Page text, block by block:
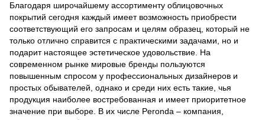
Благодаря широчайшему ассортименту облицовочных
покрытий сегодня каждый имеет возможность приобрести
соответствующий его запросам и целям образец, который не
только отлично справится с практическими задачами, но и
подарит настоящее эстетическое удовольствие. На
современном рынке мировые бренды пользуются
повышенным спросом у профессиональных дизайнеров и
простых обывателей, однако и среди них есть такие, чья
продукция наиболее востребованная и имеет приоритетное
значение при выборе. В их числе Peronda – компания,